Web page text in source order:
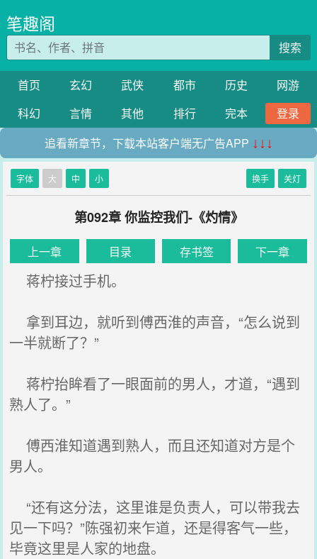
笔趣阁
搜索
首页 玄幻 武侠 都市 历史
网游
科幻
言情 其他 排行 完本
登录
追看新章节，下载本站客户端无广告APP ↓↓↓
字体 大 中 小 换手 关灯
第092章 你监控我们-《灼情》
上一章 目录 存书签 下一章
蒋柠接过手机。
拿到耳边，就听到傅西淮的声音，“怎么说到
一半就断了？”
蒋柠抬眸看了一眼面前的男人，才道，“遇到
熟人了。”
傅西淮知道遇到熟人，而且还知道对方是个
男人。
“还有这分法，这里谁是负责人，可以带我去
见一下吗？”陈强初来乍道，还是得客气一些，
毕竟这里是人家的地盘。